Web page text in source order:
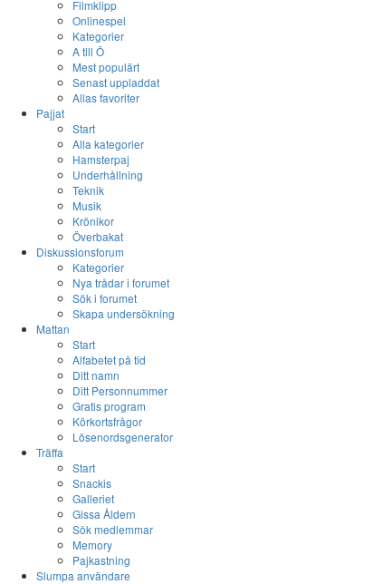
Filmklipp
Onlinespel
Kategorier
A till Ö
Mest populärt
Senast uppladdat
Allas favoriter
Pajjat
Start
Alla kategorier
Hamsterpaj
Underhållning
Teknik
Musik
Krönikor
Överbakat
Diskussionsforum
Kategorier
Nya trådar i forumet
Sök i forumet
Skapa undersökning
Mattan
Start
Alfabetet på tid
Ditt namn
Ditt Personnummer
Gratis program
Körkortsfrågor
Lösenordsgenerator
Träffa
Start
Snackis
Galleriet
Gissa Åldern
Sök medlemmar
Memory
Pajkastning
Slumpa användare